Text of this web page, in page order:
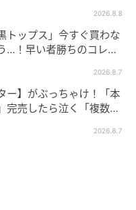
2026.8.8
トップス」今すぐ買わな
…！早い者勝ちのコレ買
2026.8.7
ー】がぶっちゃけ！「本
完売したら泣く「複数買
2026.8.7